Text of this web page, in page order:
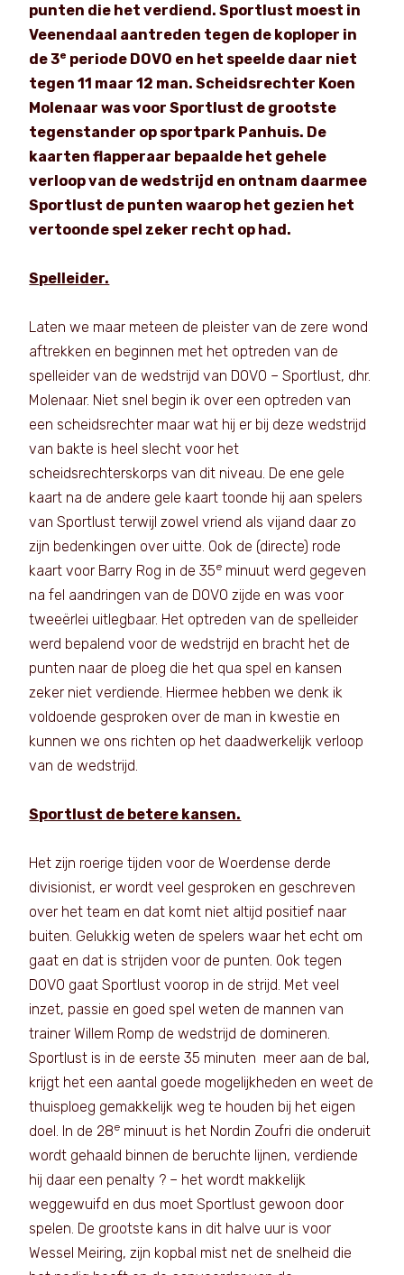
punten die het verdiend. Sportlust moest in
Veenendaal aantreden tegen de koploper in
de 3e periode DOVO en het speelde daar niet
tegen 11 maar 12 man. Scheidsrechter Koen
Molenaar was voor Sportlust de grootste
tegenstander op sportpark Panhuis. De
kaarten flapperaar bepaalde het gehele
verloop van de wedstrijd en ontnam daarmee
Sportlust de punten waarop het gezien het
vertoonde spel zeker recht op had.
Spelleider.
Laten we maar meteen de pleister van de zere wond
aftrekken en beginnen met het optreden van de
spelleider van de wedstrijd van DOVO – Sportlust, dhr.
Molenaar. Niet snel begin ik over een optreden van
een scheidsrechter maar wat hij er bij deze wedstrijd
van bakte is heel slecht voor het
scheidsrechterskorps van dit niveau. De ene gele
kaart na de andere gele kaart toonde hij aan spelers
van Sportlust terwijl zowel vriend als vijand daar zo
zijn bedenkingen over uitte. Ook de (directe) rode
kaart voor Barry Rog in de 35e minuut werd gegeven
na fel aandringen van de DOVO zijde en was voor
tweeërlei uitlegbaar. Het optreden van de spelleider
werd bepalend voor de wedstrijd en bracht het de
punten naar de ploeg die het qua spel en kansen
zeker niet verdiende. Hiermee hebben we denk ik
voldoende gesproken over de man in kwestie en
kunnen we ons richten op het daadwerkelijk verloop
van de wedstrijd.
Sportlust de betere kansen.
Het zijn roerige tijden voor de Woerdense derde
divisionist, er wordt veel gesproken en geschreven
over het team en dat komt niet altijd positief naar
buiten. Gelukkig weten de spelers waar het echt om
gaat en dat is strijden voor de punten. Ook tegen
DOVO gaat Sportlust voorop in de strijd. Met veel
inzet, passie en goed spel weten de mannen van
trainer Willem Romp de wedstrijd de domineren.
Sportlust is in de eerste 35 minuten meer aan de bal,
krijgt het een aantal goede mogelijkheden en weet de
thuisploeg gemakkelijk weg te houden bij het eigen
doel. In de 28e minuut is het Nordin Zoufri die onderuit
wordt gehaald binnen de beruchte lijnen, verdiende
hij daar een penalty ? – het wordt makkelijk
weggewuifd en dus moet Sportlust gewoon door
spelen. De grootste kans in dit halve uur is voor
Wessel Meiring, zijn kopbal mist net de snelheid die